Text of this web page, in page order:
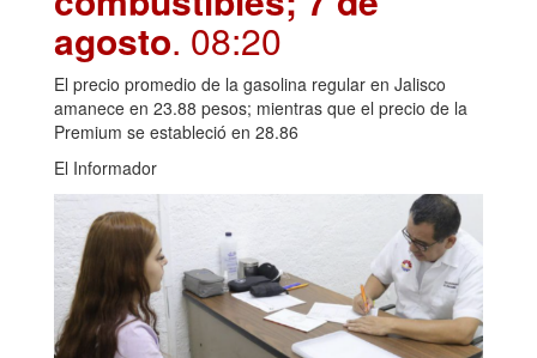
agosto. 08:20
El precio promedio de la gasolina regular en Jalisco
amanece en 23.88 pesos; mientras que el precio de la
Premium se estableció en 28.86
El Informador